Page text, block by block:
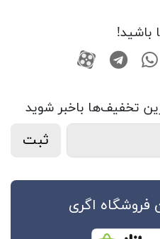
باشید!
واتساپتلگرامآپارات
تخفیف‌ها با‌خبر شوید
ثبت
فروشگاه اگری